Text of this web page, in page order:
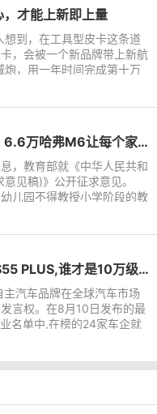
才能上新即上量
到，在工具型皮卡这条道
，会被一个新品牌带上新航
，用一年时间完成第十万
牌不敢想象的成绩。在它的
关注儿童身心健康，6.6万哈弗M6让每个家庭都能畅快出游为孩子减负
，教育部就《中华人民共和
见稿)》公开征求意见。
儿园不得教授小学阶段的教
前儿童身心发展规律的活
哈弗H4对比长安CS55 PLUS,谁才是10万级紧凑型SUV王者
汽车品牌在全球汽车市场
言权。在8月10日发布的最
名单中,在榜的24家车企就
车品牌实力可见一斑。而说